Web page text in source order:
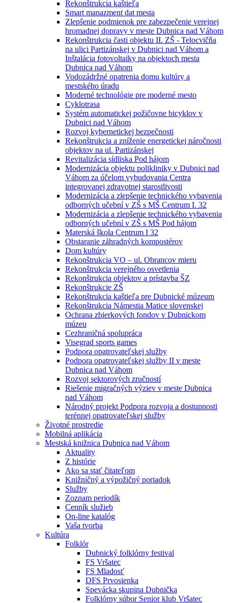
Rekonštrukcia kaštieľa
Smart manazment dat mesta
Zlepšenie podmienok pre zabezpečenie verejnej
hromadnej dopravy v meste Dubnica nad Váhom
Rekonštrukcia časti objektu II. ZŠ - Telocvičňa
na ulici Partizánskej v Dubnici nad Váhom a
Inštalácia fotovoltaiky na objektoch mesta
Dubnica nad Váhom
Vodozádržné opatrenia domu kultúry a
mestského úradu
Moderné technológie pre moderné mesto
Cyklotrasa
Systém automatickej požičovne bicyklov v
Dubnici nad Váhom
Rozvoj kybernetickej bezpečnosti
Rekonštrukcia a zníženie energetickej náročnosti
objektov na ul. Partizánskej
Revitalizácia sídliska Pod hájom
Modernizácia objektu polikliniky v Dubnici nad
Váhom za účelom vybudovania Centra
integrovanej zdravotnej starostlivosti
Modernizácia a zlepšenie technického vybavenia
odborných učební v ZŠ s MŠ Centrum I. 32
Modernizácia a zlepšenie technického vybavenia
odborných učební v ZŠ s MŠ Pod hájom
Materská škola Centrum I 32
Obstaranie záhradných kompostérov
Dom kultúry
Rekonštrukcia VO – ul. Obrancov mieru
Rekonštrukcia verejného osvetlenia
Rekonštrukcia objektov a prístavba ŠZ
Rekonštrukcie ZŠ
Rekonštrukcia kaštieľa pre Dubnické múzeum
Rekonštrukcia Námestia Matice slovenskej
Ochrana zbierkových fondov v Dubnickom
múzeu
Cezhraničná spolupráca
Visegrad sports games
Podpora opatrovateľskej služby
Podpora opatrovateľskej služby II v meste
Dubnica nad Váhom
Rozvoj sektorových zručností
Riešenie migračných výziev v meste Dubnica
nad Váhom
Národný projekt Podpora rozvoja a dostupnosti
terénnej opatrovateľskej služby
Životné prostredie
Mobilná aplikácia
Mestská knižnica Dubnica nad Váhom
Aktuality
Z histórie
Ako sa stať čitateľom
Knižničný a výpožičný poriadok
Služby
Zoznam periodík
Cenník služieb
On-line katalóg
Vaša tvorba
Kultúra
Folklór
Dubnický folklórny festival
FS Vršatec
FS Mladosť
DFS Prvosienka
Spevácka skupina Dubnička
Folklórny súbor Senior klub Vršatec